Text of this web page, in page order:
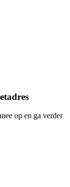
op en ga verder